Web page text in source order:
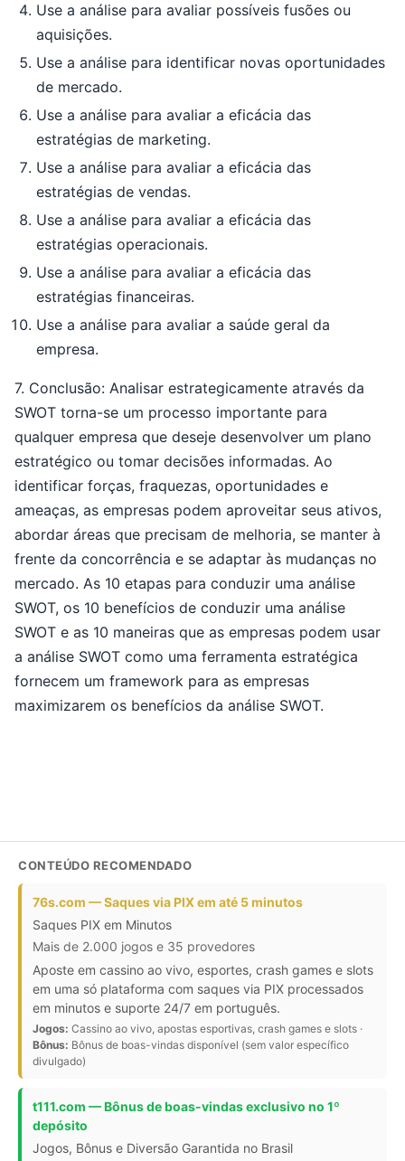
Use a análise para avaliar possíveis fusões ou
aquisições.
Use a análise para identificar novas oportunidades
de mercado.
Use a análise para avaliar a eficácia das
estratégias de marketing.
Use a análise para avaliar a eficácia das
estratégias de vendas.
Use a análise para avaliar a eficácia das
estratégias operacionais.
Use a análise para avaliar a eficácia das
estratégias financeiras.
Use a análise para avaliar a saúde geral da
empresa.
7. Conclusão: Analisar estrategicamente através da
SWOT torna-se um processo importante para
qualquer empresa que deseje desenvolver um plano
estratégico ou tomar decisões informadas. Ao
identificar forças, fraquezas, oportunidades e
ameaças, as empresas podem aproveitar seus ativos,
abordar áreas que precisam de melhoria, se manter à
frente da concorrência e se adaptar às mudanças no
mercado. As 10 etapas para conduzir uma análise
SWOT, os 10 benefícios de conduzir uma análise
SWOT e as 10 maneiras que as empresas podem usar
a análise SWOT como uma ferramenta estratégica
fornecem um framework para as empresas
maximizarem os benefícios da análise SWOT.
CONTEÚDO RECOMENDADO
76s.com — Saques via PIX em até 5 minutos
Saques PIX em Minutos
Mais de 2.000 jogos e 35 provedores
Aposte em cassino ao vivo, esportes, crash games e slots
em uma só plataforma com saques via PIX processados
em minutos e suporte 24/7 em português.
Jogos: Cassino ao vivo, apostas esportivas, crash games e slots ·
Bônus: Bônus de boas-vindas disponível (sem valor específico
divulgado)
t111.com — Bônus de boas-vindas exclusivo no 1º
depósito
Jogos, Bônus e Diversão Garantida no Brasil